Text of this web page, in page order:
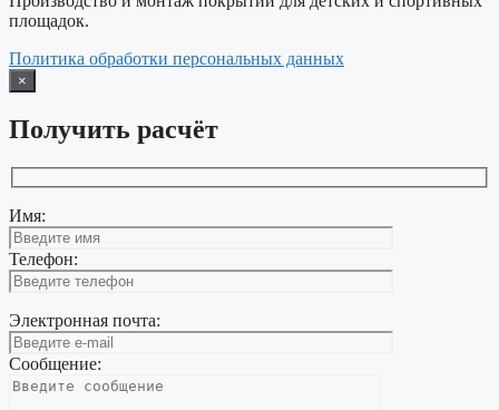
площадок.
Политика обработки персональных данных
×
Получить расчёт
Имя:
Телефон:
Электронная почта:
Сообщение: